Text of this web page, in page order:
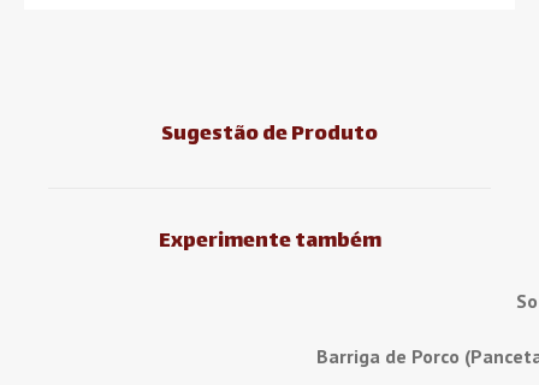
Sugestão de Produto
Experimente também
Barriga de Porco